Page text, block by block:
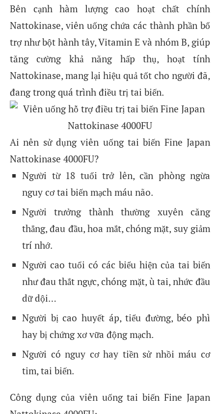
Bên cạnh hàm lượng cao hoạt chất chính
Nattokinase, viên uống chứa các thành phần bổ
trợ như bột hành tây, Vitamin E và nhóm B, giúp
tăng cường khả năng hấp thụ, hoạt tính
Nattokinase, mang lại hiệu quả tốt cho người đã,
đang trong quá trình điều trị tai biến.
Ai nên sử dụng viên uống tai biến Fine Japan
Nattokinase 4000FU?
Người từ 18 tuổi trở lên, cần phòng ngừa
nguy cơ tai biến mạch máu não.
Người trưởng thành thường xuyên căng
thẳng, đau đầu, hoa mắt, chóng mặt, suy giảm
trí nhớ.
Người cao tuổi có các biểu hiện của tai biến
như đau thắt ngực, chóng mặt, ù tai, nhức đầu
dữ dội…
Người bị cao huyết áp, tiểu đường, béo phì
hay bị chứng xơ vữa động mạch.
Người có nguy cơ hay tiền sử nhồi máu cơ
tim, tai biến.
Công dụng của viên uống tai biến Fine Japan